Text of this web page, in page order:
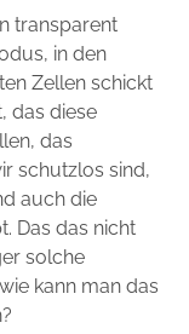
transparent
in den
Zellen schickt
das diese
das
schutzlos sind,
auch die
Das das nicht
solche
kann man das